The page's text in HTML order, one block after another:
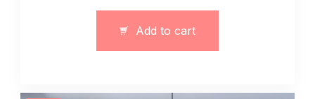
(można
kupić
Add to cart